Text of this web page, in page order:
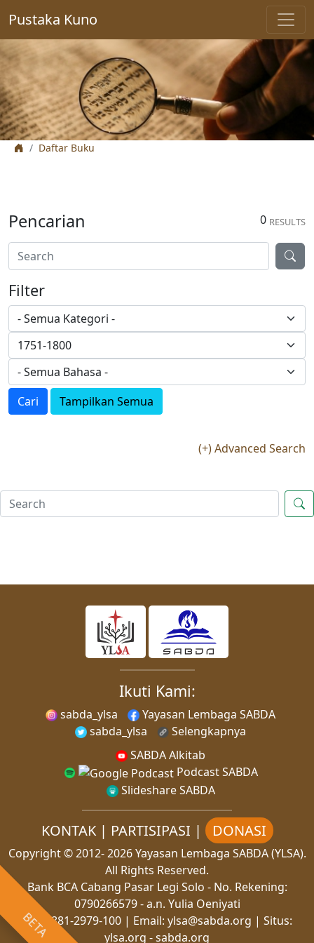
BETA
Pustaka Kuno
Daftar Buku
0 RESULTS
Pencarian
Filter
Cari Tampilkan Semua
(+) Advanced Search
Ikuti Kami:
sabda_ylsa
Yayasan Lembaga SABDA
sabda_ylsa
Selengkapnya
SABDA Alkitab
Podcast SABDA
Slideshare SABDA
KONTAK| PARTISIPASI | DONASI
Copyright© 2012-2026Yayasan Lembaga SABDA (YLSA).
All Rights Reserved.
Bank BCA Cabang Pasar Legi Solo - No. Rekening:
0790266579 - a.n. Yulia Oeniyati
WA: 0881-2979-100| Email: ylsa@sabda.org | Situs:
ylsa.org -sabda.org